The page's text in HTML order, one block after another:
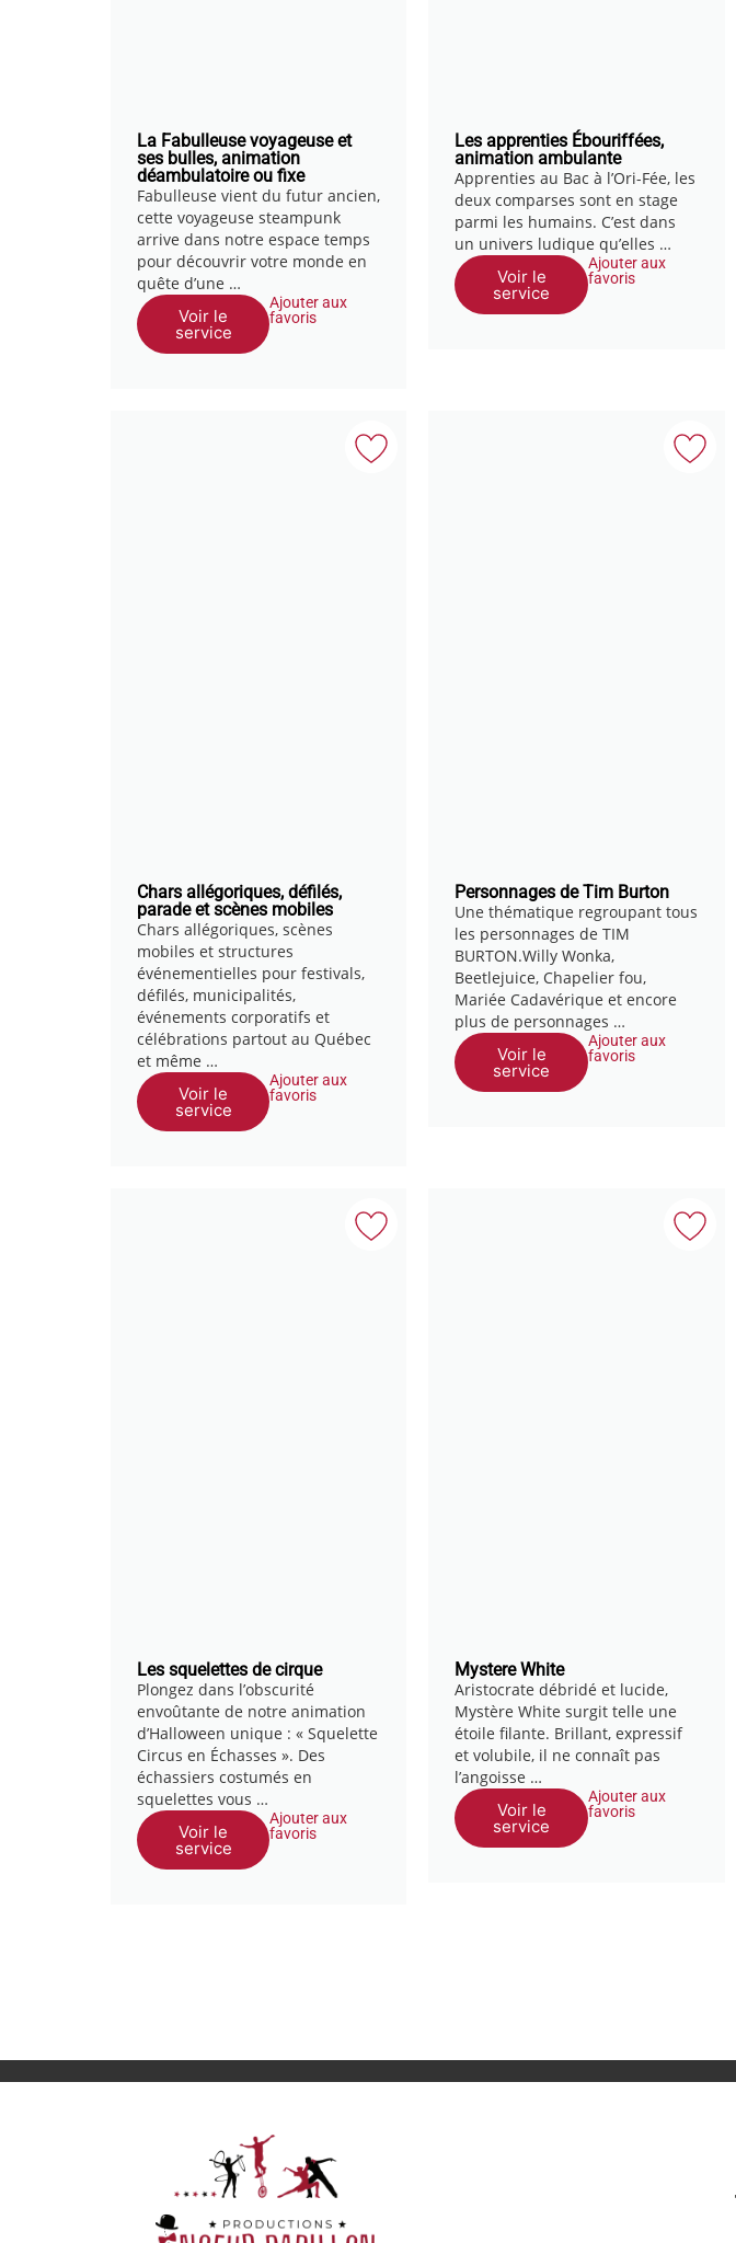
La Fabulleuse voyageuse et
ses bulles, animation
déambulatoire ou fixe
Fabulleuse vient du futur ancien,
cette voyageuse steampunk
arrive dans notre espace temps
pour découvrir votre monde en
quête d’une …
Voir le
service
Ajouter aux
favoris
Les apprenties Ébouriffées,
animation ambulante
Apprenties au Bac à l’Ori-Fée, les
deux comparses sont en stage
parmi les humains. C’est dans
un univers ludique qu’elles …
Voir le
service
Ajouter aux
favoris
Chars allégoriques, défilés,
parade et scènes mobiles
Chars allégoriques, scènes
mobiles et structures
événementielles pour festivals,
défilés, municipalités,
événements corporatifs et
célébrations partout au Québec
et même …
Voir le
service
Ajouter aux
favoris
Personnages de Tim Burton
Une thématique regroupant tous
les personnages de TIM
BURTON.Willy Wonka,
Beetlejuice, Chapelier fou,
Mariée Cadavérique et encore
plus de personnages …
Voir le
service
Ajouter aux
favoris
Les squelettes de cirque
Plongez dans l’obscurité
envoûtante de notre animation
d’Halloween unique : « Squelette
Circus en Échasses ». Des
échassiers costumés en
squelettes vous …
Voir le
service
Ajouter aux
favoris
Mystere White
Aristocrate débridé et lucide,
Mystère White surgit telle une
étoile filante. Brillant, expressif
et volubile, il ne connaît pas
l’angoisse …
Voir le
service
Ajouter aux
favoris